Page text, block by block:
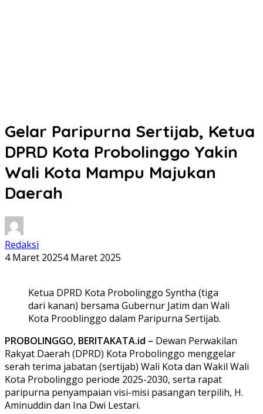
Gelar Paripurna Sertijab, Ketua
DPRD Kota Probolinggo Yakin
Wali Kota Mampu Majukan
Daerah
Redaksi
4 Maret 20254 Maret 2025
Ketua DPRD Kota Probolinggo Syntha (tiga
dari kanan) bersama Gubernur Jatim dan Wali
Kota Prooblinggo dalam Paripurna Sertijab.
PROBOLINGGO, BERITAKATA.id – Dewan Perwakilan
Rakyat Daerah (DPRD) Kota Probolinggo menggelar
serah terima jabatan (sertijab) Wali Kota dan Wakil Wali
Kota Probolinggo periode 2025-2030, serta rapat
paripurna penyampaian visi-misi pasangan terpilih, H.
Aminuddin dan Ina Dwi Lestari.